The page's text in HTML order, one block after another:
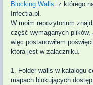
Blocking Walls. z którego
Infectia.pl.
W moim repozytorium
część wymaganych
więc postanowiłem
która jest w załączniku.
1. Folder walls w katalogu
mapach blokujących